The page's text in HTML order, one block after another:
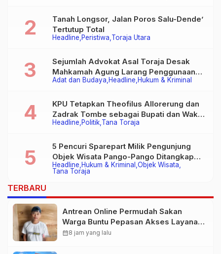
Headline Peristiwa Toraja Utara
Tanah Longsor, Jalan Poros Salu-Dende’
Tertutup Total
Adat dan Budaya Headline Hukum & Kriminal
Sejumlah Advokat Asal Toraja Desak
Mahkamah Agung Larang Penggunaan
Alat Berat pada Eksekusi Rumah Adat
Headline Politik Tana Toraja
KPU Tetapkan Theofilus Allorerung dan
Zadrak Tombe sebagai Bupati dan Wakil
Bupati Tana Toraja Terpilih
Headline Hukum & Kriminal Objek Wisata
Tana Toraja
5 Pencuri Sparepart Milik Pengunjung
Objek Wisata Pango-Pango Ditangkap
Polisi
TERBARU
Antrean Online Permudah Sakan
Warga Buntu Pepasan Akses Layanan
Kesehatan Tanpa Hambatan
calendar_month8 jam yang lalu